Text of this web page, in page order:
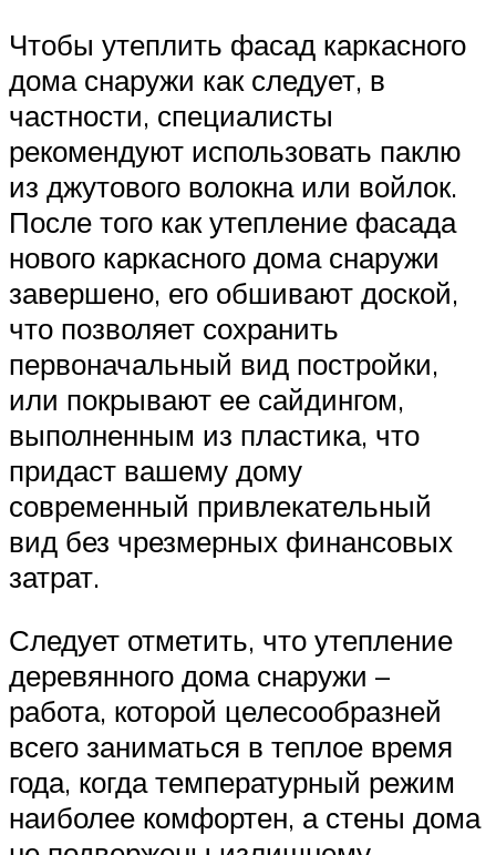
Чтобы утеплить фасад каркасного
дома снаружи как следует, в
частности, специалисты
рекомендуют использовать паклю
из джутового волокна или войлок.
После того как утепление фасада
нового каркасного дома снаружи
завершено, его обшивают доской,
что позволяет сохранить
первоначальный вид постройки,
или покрывают ее сайдингом,
выполненным из пластика, что
придаст вашему дому
современный привлекательный
вид без чрезмерных финансовых
затрат.
Следует отметить, что утепление
деревянного дома снаружи –
работа, которой целесообразней
всего заниматься в теплое время
года, когда температурный режим
наиболее комфортен, а стены дома